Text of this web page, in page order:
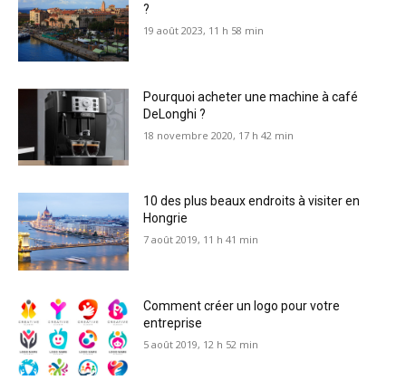
?
19 août 2023, 11 h 58 min
Pourquoi acheter une machine à café
DeLonghi ?
18 novembre 2020, 17 h 42 min
10 des plus beaux endroits à visiter en
Hongrie
7 août 2019, 11 h 41 min
Comment créer un logo pour votre
entreprise
5 août 2019, 12 h 52 min